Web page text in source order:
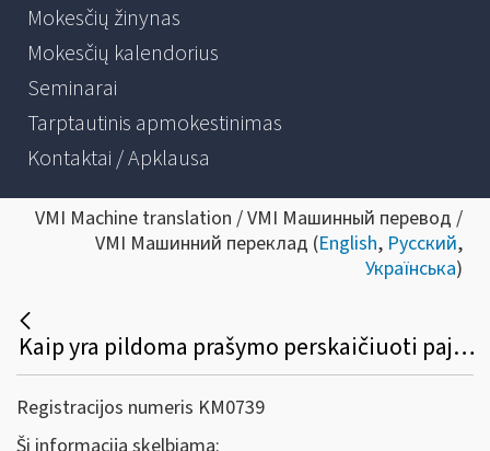
Mokesčių žinynas
Mokesčių kalendorius
Seminarai
Tarptautinis apmokestinimas
Kontaktai / Apklausa
VMI Machine translation / VMI Машинный перевод /
VMI Машинний переклад (English, Русский,
Українська)
Kaip yra pildoma prašymo perskaičiuoti pajamų mokestį FR0464 forma ir pateiktų dokumentų aprašas FR0464P forma, jeigu gyventojas pardavė ne vieną turto vienetą, o du ir daugiau?
Registracijos numeris KM0739